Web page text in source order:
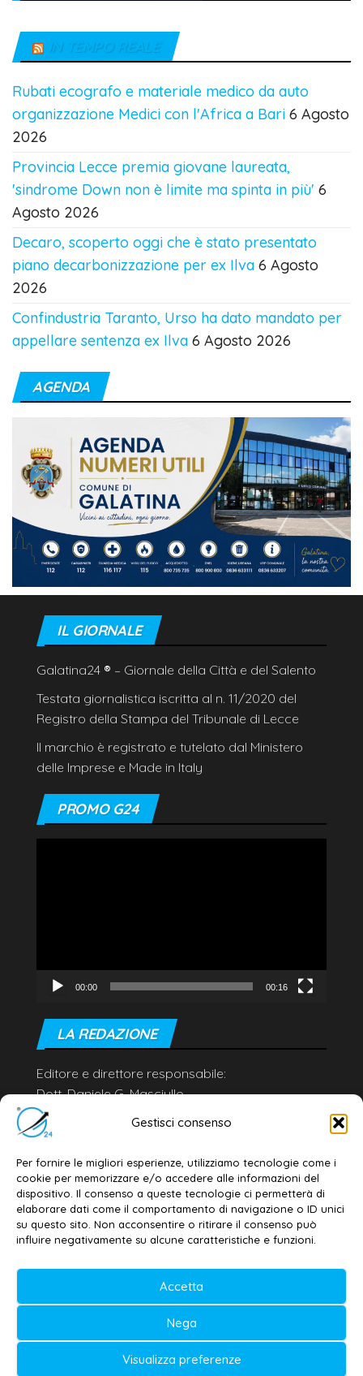
Gestisci consenso
Per fornire le migliori esperienze, utilizziamo tecnologie come i
cookie per memorizzare e/o accedere alle informazioni del
dispositivo. Il consenso a queste tecnologie ci permetterà di
elaborare dati come il comportamento di navigazione o ID unici
su questo sito. Non acconsentire o ritirare il consenso può
influire negativamente su alcune caratteristiche e funzioni.
Accetta
Nega
Visualizza preferenze
IN TEMPO REALE
Rubati ecografo e materiale medico da auto
organizzazione Medici con l'Africa a Bari 6 Agosto
2026
Provincia Lecce premia giovane laureata,
'sindrome Down non è limite ma spinta in più' 6
Agosto 2026
Decaro, scoperto oggi che è stato presentato
piano decarbonizzazione per ex Ilva 6 Agosto
2026
Confindustria Taranto, Urso ha dato mandato per
appellare sentenza ex Ilva 6 Agosto 2026
AGENDA
IL GIORNALE
Galatina24 ® – Giornale della Città e del Salento
Testata giornalistica iscritta al n. 11/2020 del
Registro della Stampa del Tribunale di Lecce
Il marchio è registrato e tutelato dal Ministero
delle Imprese e Made in Italy
PROMO G24
00:00 00:16
LA REDAZIONE
Editore e direttore responsabile:
Dott. Daniele G. Masciullo
Email:
redazione@galatina24.it
Privacy policy–Cookie policy
© 2020-2026 | Galatina24 ®
Testata iscritta al n. 11/2020 Registro della
Stampa Tribunale di Lecce
Editore e direttore responsabile:
Daniele G. Masciullo
Galatina24 è marchio registrato dal Ministero